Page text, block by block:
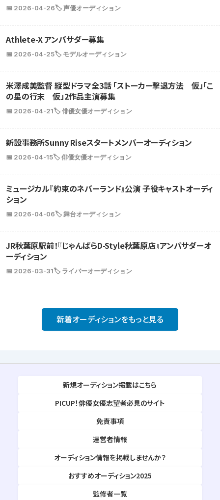
📅 2026-04-26🏷️ 声優オーディション
Athlete-X アンバサダー募集
📅 2026-04-25🏷️ モデルオーディション
米澤成美監督 縦型ドラマ全3話 「ストーカー撃退方法 仮」「こ
の星の行末 仮」2作品主演募集
📅 2026-04-21🏷️ 俳優女優オーディション
新設事務所Sunny Riseスタートメンバーオーディション
📅 2026-04-15🏷️ 俳優女優オーディション
ミュージカル『約束のネバーランド』公演 子役キャストオーディ
ション
📅 2026-04-06🏷️ 舞台オーディション
JR秋葉原駅前！『じゃんぱらD-Style秋葉原店』アンバサダーオ
ーディション
📅 2026-03-31🏷️ ライバーオーディション
新着オーディションをもっと見る
新規オーディション掲載はこちら
PICUP！俳優女優志望者必見のサイト
免責事項
運営者情報
オーディション情報を掲載しませんか？
おすすめオーディション2025
監修者一覧